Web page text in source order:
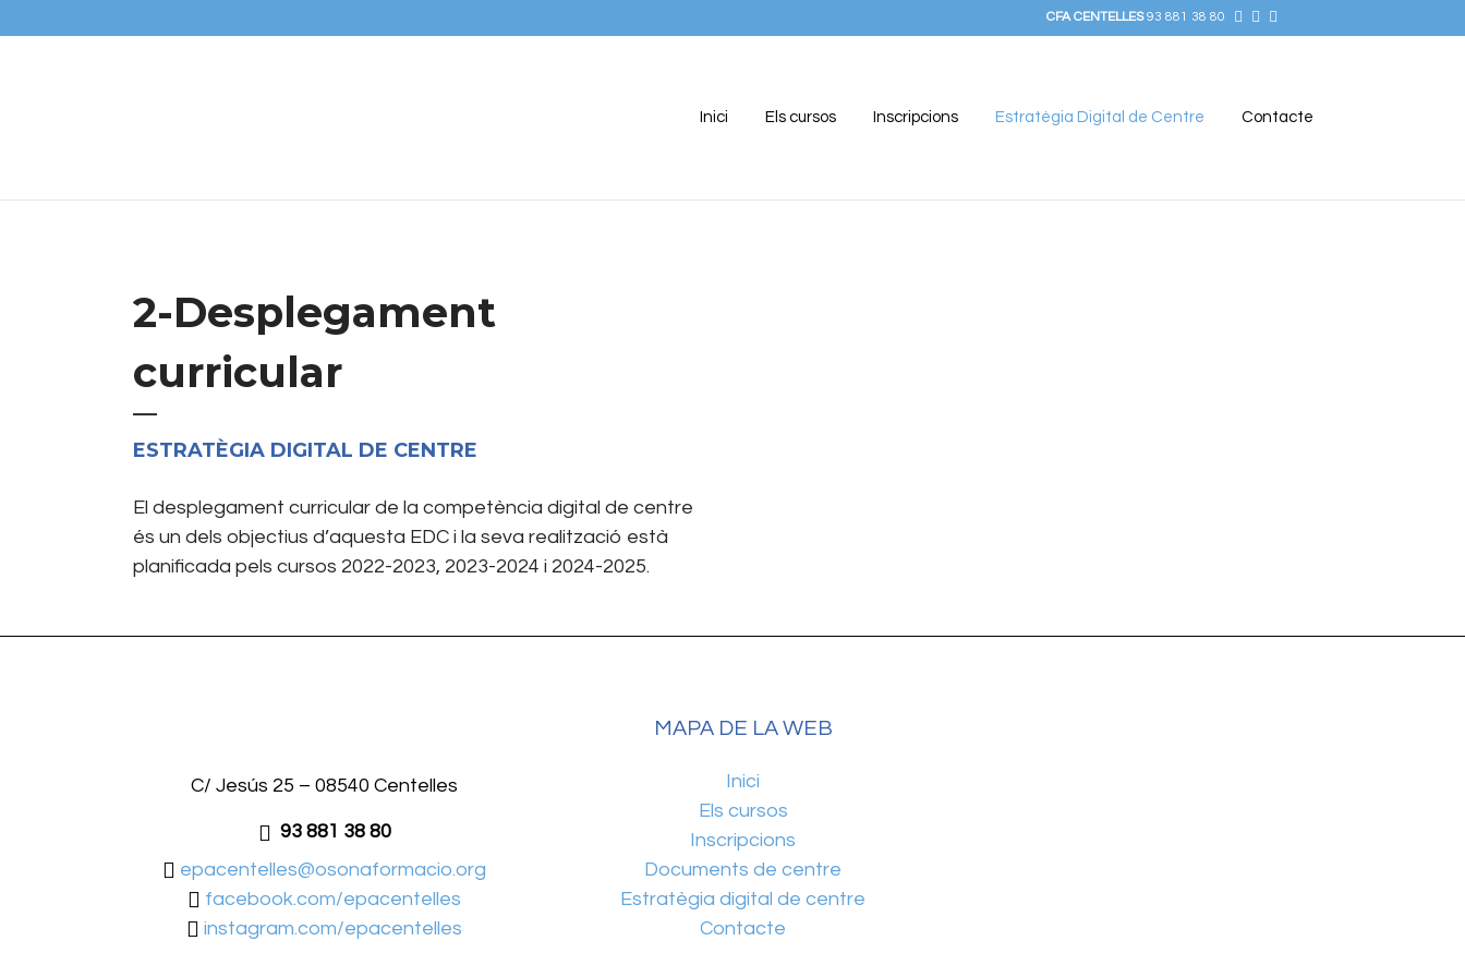
CFA CENTELLES93 881 38 80
Inici Els cursos Inscripcions Estratègia Digital de Centre Contacte
2-Desplegament
curricular
ESTRATÈGIA DIGITAL DE CENTRE
El desplegament curricular de la competència digital de centre
és un dels objectius d’aquesta EDC i la seva realització està
planificada pels cursos 2022-2023, 2023-2024 i 2024-2025.
C/ Jesús 25 – 08540 Centelles
93 881 38 80
epacentelles@osonaformacio.org
facebook.com/epacentelles
instagram.com/epacentelles
MAPA DE LA WEB
Inici
Els cursos
Inscripcions
Documents de centre
Estratègia digital de centre
Contacte